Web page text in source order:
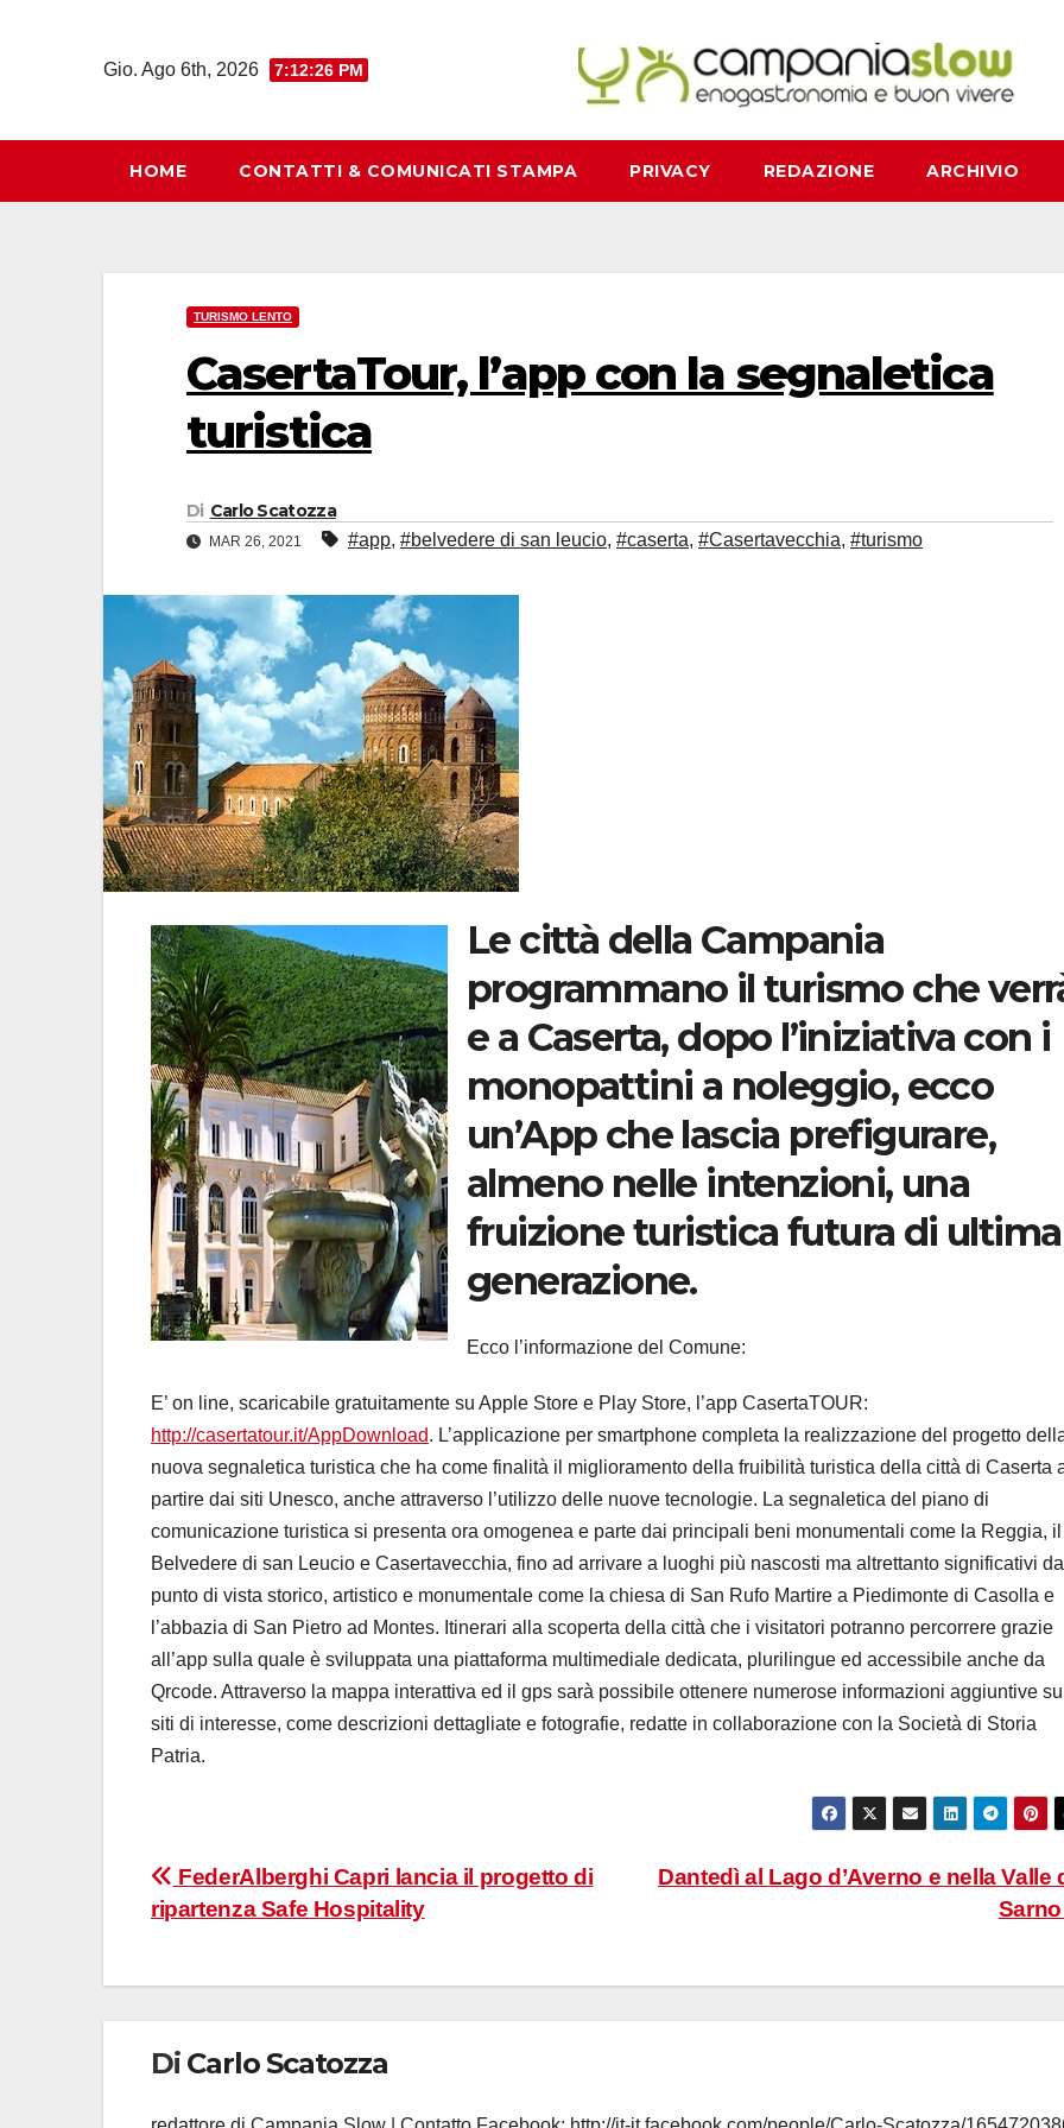
Gio. Ago 6th, 2026 7:12:27 PM
HOME CONTATTI & COMUNICATI STAMPA PRIVACY REDAZIONE ARCHIVIO
TURISMO LENTO
CasertaTour, l’app con la segnaletica
turistica
Di Carlo Scatozza
MAR 26, 2021 #app, #belvedere di san leucio, #caserta, #Casertavecchia, #turismo
Le città della Campania
programmano il turismo che
e a Caserta, dopo l’iniziativa con i
monopattini a noleggio, ecco
un’App che lascia prefigurare,
almeno nelle intenzioni, una
fruizione turistica futura di ultima
generazione.
Ecco l’informazione del Comune:
E’ on line, scaricabile gratuitamente su Apple Store e Play Store, l’app CasertaTOUR:
http://casertatour.it/AppDownload. L’applicazione per smartphone completa la realizzazione del progetto
nuova segnaletica turistica che ha come finalità il miglioramento della fruibilità turistica della città di Caserta
partire dai siti Unesco, anche attraverso l’utilizzo delle nuove tecnologie. La segnaletica del piano di
comunicazione turistica si presenta ora omogenea e parte dai principali beni monumentali come la Reggia, il
Belvedere di san Leucio e Casertavecchia, fino ad arrivare a luoghi più nascosti ma altrettanto significativi
punto di vista storico, artistico e monumentale come la chiesa di San Rufo Martire a Piedimonte di Casolla e
l’abbazia di San Pietro ad Montes. Itinerari alla scoperta della città che i visitatori potranno percorrere grazie
all’app sulla quale è sviluppata una piattaforma multimediale dedicata, plurilingue ed accessibile anche da
Qrcode. Attraverso la mappa interattiva ed il gps sarà possibile ottenere numerose informazioni aggiuntive
siti di interesse, come descrizioni dettagliate e fotografie, redatte in collaborazione con la Società di Storia
Patria.
Navigazione
articoli
Dantedì al Lago d’Averno e nella Valle
FederAlberghi Capri lancia il progetto di
ripartenza Safe Hospitality
Di Carlo Scatozza